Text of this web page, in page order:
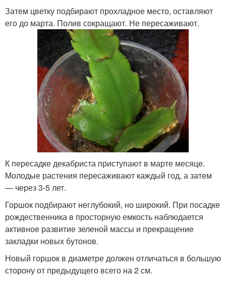
Затем цветку подбирают прохладное место, оставляют
его до марта. Полив сокращают. Не пересаживают.
К пересадке декабриста приступают в марте месяце.
Молодые растения пересаживают каждый год, а затем
— через 3-5 лет.
Горшок подбирают неглубокий, но широкий. При посадке
рождественника в просторную емкость наблюдается
активное развитие зеленой массы и прекращение
закладки новых бутонов.
Новый горшок в диаметре должен отличаться в большую
сторону от предыдущего всего на 2 см.